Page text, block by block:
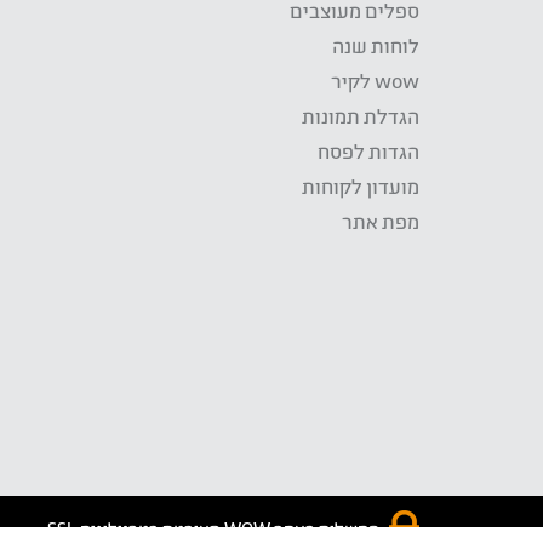
ספלים מעוצבים
לוחות שנה
wow לקיר
הגדלת תמונות
הגדות לפסח
מועדון לקוחות
מפת אתר
התשלום באתר WOW מאובטח בטכנולוגית SSL